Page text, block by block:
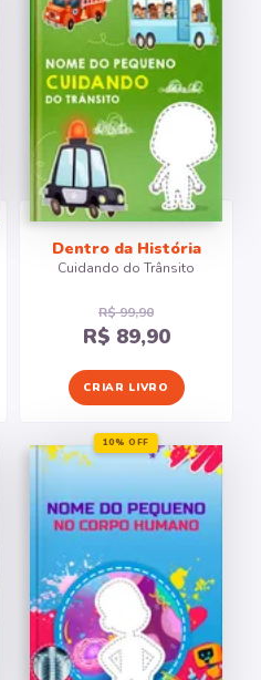
Dentro da História
Cuidando do Trânsito
R$ 99,90
R$ 89,90
CRIAR LIVRO
10% OFF